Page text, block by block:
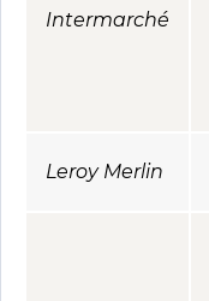
Intermarché
Leroy Merlin